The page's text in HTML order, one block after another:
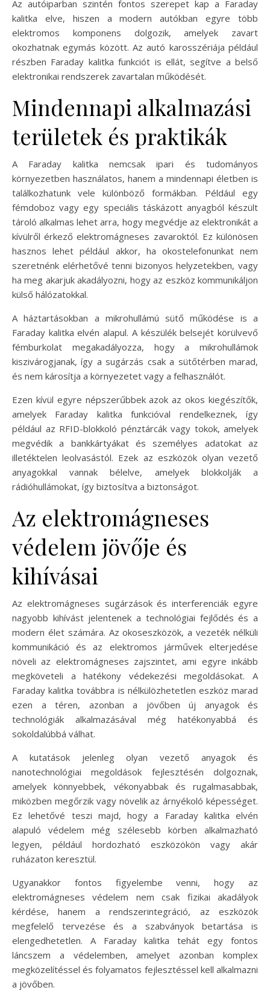
Az autóiparban szintén fontos szerepet kap a Faraday
kalitka elve, hiszen a modern autókban egyre több
elektromos komponens dolgozik, amelyek zavart
okozhatnak egymás között. Az autó karosszériája például
részben Faraday kalitka funkciót is ellát, segítve a belső
elektronikai rendszerek zavartalan működését.
Mindennapi alkalmazási
területek és praktikák
A Faraday kalitka nemcsak ipari és tudományos
környezetben használatos, hanem a mindennapi életben is
találkozhatunk vele különböző formákban. Például egy
fémdoboz vagy egy speciális táskázott anyagból készült
tároló alkalmas lehet arra, hogy megvédje az elektronikát a
kívülről érkező elektromágneses zavaroktól. Ez különösen
hasznos lehet például akkor, ha okostelefonunkat nem
szeretnénk elérhetővé tenni bizonyos helyzetekben, vagy
ha meg akarjuk akadályozni, hogy az eszköz kommunikáljon
külső hálózatokkal.
A háztartásokban a mikrohullámú sütő működése is a
Faraday kalitka elvén alapul. A készülék belsejét körülvevő
fémburkolat megakadályozza, hogy a mikrohullámok
kiszivárogjanak, így a sugárzás csak a sütőtérben marad,
és nem károsítja a környezetet vagy a felhasználót.
Ezen kívül egyre népszerűbbek azok az okos kiegészítők,
amelyek Faraday kalitka funkcióval rendelkeznek, így
például az RFID-blokkoló pénztárcák vagy tokok, amelyek
megvédik a bankkártyákat és személyes adatokat az
illetéktelen leolvasástól. Ezek az eszközök olyan vezető
anyagokkal vannak bélelve, amelyek blokkolják a
rádióhullámokat, így biztosítva a biztonságot.
Az elektromágneses
védelem jövője és
kihívásai
Az elektromágneses sugárzások és interferenciák egyre
nagyobb kihívást jelentenek a technológiai fejlődés és a
modern élet számára. Az okoseszközök, a vezeték nélküli
kommunikáció és az elektromos járművek elterjedése
növeli az elektromágneses zajszintet, ami egyre inkább
megköveteli a hatékony védekezési megoldásokat. A
Faraday kalitka továbbra is nélkülözhetetlen eszköz marad
ezen a téren, azonban a jövőben új anyagok és
technológiák alkalmazásával még hatékonyabbá és
sokoldalúbbá válhat.
A kutatások jelenleg olyan vezető anyagok és
nanotechnológiai megoldások fejlesztésén dolgoznak,
amelyek könnyebbek, vékonyabbak és rugalmasabbak,
miközben megőrzik vagy növelik az árnyékoló képességet.
Ez lehetővé teszi majd, hogy a Faraday kalitka elvén
alapuló védelem még szélesebb körben alkalmazható
legyen, például hordozható eszközökön vagy akár
ruházaton keresztül.
Ugyanakkor fontos figyelembe venni, hogy az
elektromágneses védelem nem csak fizikai akadályok
kérdése, hanem a rendszerintegráció, az eszközök
megfelelő tervezése és a szabványok betartása is
elengedhetetlen. A Faraday kalitka tehát egy fontos
láncszem a védelemben, amelyet azonban komplex
megközelítéssel és folyamatos fejlesztéssel kell alkalmazni
a jövőben.